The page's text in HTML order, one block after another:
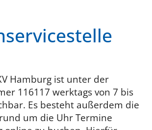
Hamburg ist unter der
116117 werktags von 7 bis
Es besteht außerdem die
um die Uhr Termine